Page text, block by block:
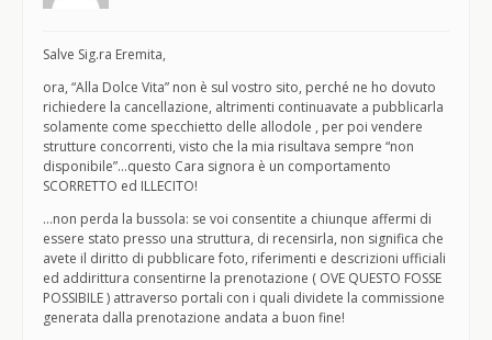
Salve Sig.ra Eremita,
ora, “Alla Dolce Vita” non è sul vostro sito, perché ne ho dovuto
richiedere la cancellazione, altrimenti continuavate a pubblicarla
solamente come specchietto delle allodole , per poi vendere
strutture concorrenti, visto che la mia risultava sempre “non
disponibile”…questo Cara signora è un comportamento
SCORRETTO ed ILLECITO!
…non perda la bussola: se voi consentite a chiunque affermi di
essere stato presso una struttura, di recensirla, non significa che
avete il diritto di pubblicare foto, riferimenti e descrizioni ufficiali
ed addirittura consentirne la prenotazione ( OVE QUESTO FOSSE
POSSIBILE ) attraverso portali con i quali dividete la commissione
generata dalla prenotazione andata a buon fine!